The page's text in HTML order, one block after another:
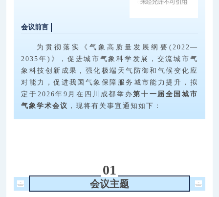
会议前言
为贯彻落实《气象高质量发展纲要(2022—
2035年)》，促进城市气象科学发展，交流城市气
象科技创新成果，强化极端天气防御和气候变化应
对能力，促进我国气象保障服务城市能力提升，拟
定于2026年9月在四川成都举办第十一届全国城市
气象学术会议 ，现将有关事宜通知如下：
01
会议主题